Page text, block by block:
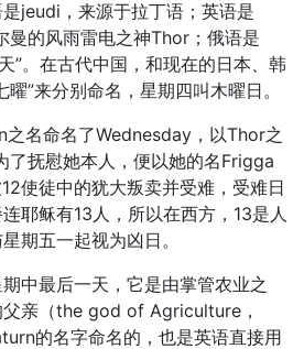
jeudi，来源于拉丁语；英语是
曼的风雨雷电之神Thor；俄语是
”。在古代中国，和现在的日本、韩
”来分别命名，星期四叫木曜日。
之名命名了Wednesday，以Thor之
了抚慰她本人，便以她的名Frigga
使徒中的犹大叛卖并受难，受难日
耶稣有13人，所以在西方，13是人
期五一起视为凶日。
期中最后一天，它是由掌管农业之
亲（the god of Agriculture，
的名字命名的，也是英语直接用